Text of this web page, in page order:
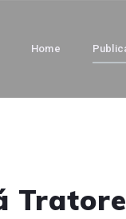
Home